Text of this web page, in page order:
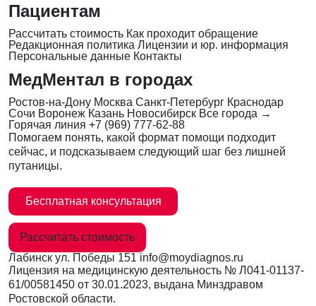
Пациентам
Рассчитать стоимость Как проходит обращение
Редакционная политика Лицензии и юр. информация
Персональные данные Контакты
МедМентал в городах
Ростов-на-Дону Москва Санкт-Петербург Краснодар
Сочи Воронеж Казань Новосибирск Все города →
Горячая линия +7 (969) 777-62-88
Помогаем понять, какой формат помощи подходит
сейчас, и подсказываем следующий шаг без лишней
путаницы.
Бесплатная консультация
Рассчитать стоимость
Лабинск ул. Победы 151 info@moydiagnos.ru
Лицензия на медицинскую деятельность № Л041-01137-
61/00581450 от 30.01.2023, выдана Минздравом
Ростовской области.